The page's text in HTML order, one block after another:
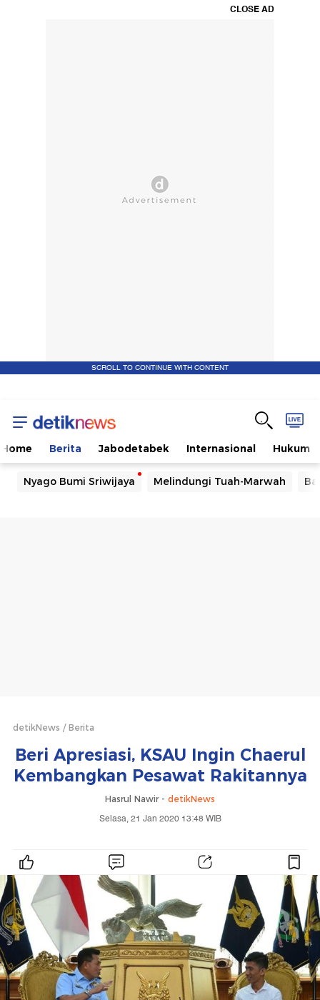
CLOSE AD
SCROLL TO CONTINUE WITH CONTENT
Home Berita Jabodetabek Internasional Hukum
Nyago Bumi Sriwijaya Melindungi Tuah-Marwah
detikNews Berita
Beri Apresiasi, KSAU Ingin Chaerul
Kembangkan Pesawat Rakitannya
Hasrul Nawir - detikNews
Selasa, 21 Jan 2020 13:48 WIB